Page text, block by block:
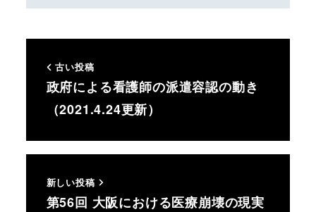
古い投稿
政府による看護師の派遣容認の動き
（2021.4.24更新）
新しい投稿
第56回 大阪における医療崩壊の現実